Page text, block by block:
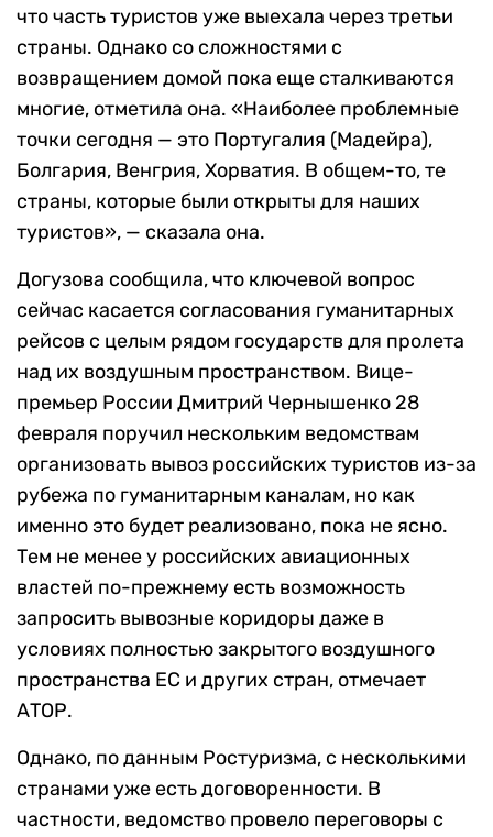
что часть туристов уже выехала через третьи
страны. Однако со сложностями с
возвращением домой пока еще сталкиваются
многие, отметила она. «Наиболее проблемные
точки сегодня — это Португалия (Мадейра),
Болгария, Венгрия, Хорватия. В общем-то, те
страны, которые были открыты для наших
туристов», — сказала она.
Догузова сообщила, что ключевой вопрос
сейчас касается согласования гуманитарных
рейсов с целым рядом государств для пролета
над их воздушным пространством. Вице-
премьер России Дмитрий Чернышенко 28
февраля поручил нескольким ведомствам
организовать вывоз российских туристов из-за
рубежа по гуманитарным каналам, но как
именно это будет реализовано, пока не ясно.
Тем не менее у российских авиационных
властей по-прежнему есть возможность
запросить вывозные коридоры даже в
условиях полностью закрытого воздушного
пространства ЕС и других стран, отмечает
АТОР.
Однако, по данным Ростуризма, с несколькими
странами уже есть договоренности. В
частности, ведомство провело переговоры с